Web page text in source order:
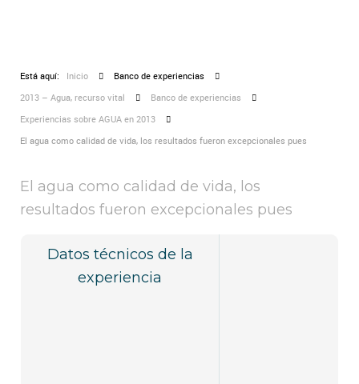
Está aquí: Inicio
Banco de experiencias
2013 – Agua, recurso vital
Banco de experiencias
Experiencias sobre AGUA en 2013
El agua como calidad de vida, los resultados fueron excepcionales pues
El agua como calidad de vida, los
resultados fueron excepcionales pues
Datos técnicos de la
experiencia